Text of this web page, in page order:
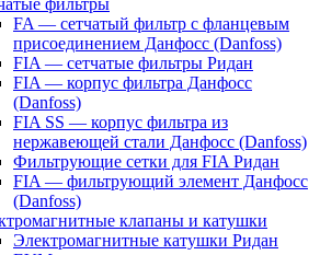
фильтры
FA — сетчатый фильтр с фланцевым
присоединением Данфосс (Danfoss)
FIA — сетчатые фильтры Ридан
FIA — корпус фильтра Данфосс
(Danfoss)
FIA SS — корпус фильтра из
нержавеющей стали Данфосс (Danfoss)
Фильтрующие сетки для FIA Ридан
FIA — фильтрующий элемент Данфосс
(Danfoss)
клапаны и катушки
Электромагнитные катушки Ридан